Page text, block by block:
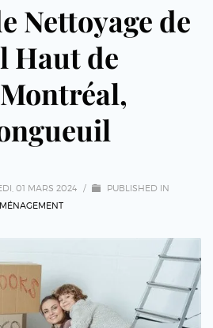
Nettoyage de
Haut de
01 MARS 2024 /
PUBLISHED IN